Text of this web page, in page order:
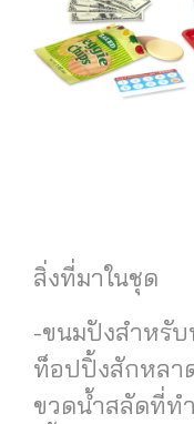
สิ่งที่มาในชุด
-ขนมปังสำหรั
ท็อปปิ้งสักหลา
ขวดน้ำสลัดที่ท